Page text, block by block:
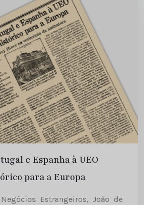
e Espanha à UEO
para a Europa
Estrangeiros, João de